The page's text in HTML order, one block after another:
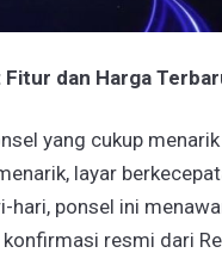
dan Harga
yang cukup
layar
ponsel ini
resmi dari